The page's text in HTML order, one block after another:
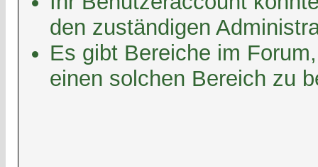
den zuständigen
Es gibt Bereiche im
einen solchen Bereich zu